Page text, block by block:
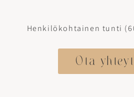
Henkilökohtainen tunti
Ota